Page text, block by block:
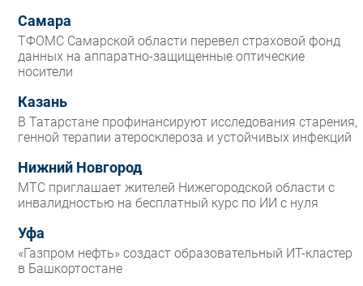
Самара
ТФОМС Самарской области перевел страховой фонд
данных на аппаратно-защищенные оптические
носители
Казань
В Татарстане профинансируют исследования старения,
генной терапии атеросклероза и устойчивых инфекций
Нижний Новгород
МТС приглашает жителей Нижегородской области с
инвалидностью на бесплатный курс по ИИ с нуля
Уфа
«Газпром нефть» создаст образовательный ИТ-кластер
в Башкортостане